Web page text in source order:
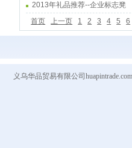
2013年礼品推荐--企业标志凳
首页
上一页 1 2 3 4 5 6
义乌华品贸易有限公司